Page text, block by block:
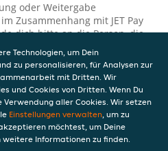
oder Weitergabe
Zusammenhang mit JET Pay
dich bitte an die Person, die
(das kann dein
usw. sein). Dies ist
die dir das Guthaben
für die Verarbeitung
Daten haben.
Beschwerden in Bezug auf
Daten haben,
Wir würden uns auch über
Technologien, um Dein
zu personalisieren, für Analysen zur
mit Dritten. Wir
und Cookies von Dritten. Wenn Du
aller Cookies. Wir setzen
Einstellungen verwalten, um zu
möchtest, um Deine
Informationen zu finden.